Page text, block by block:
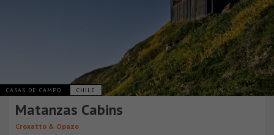
CASAS DE CAMPO CHILE
Matanzas Cabins
Croxatto & Opazo